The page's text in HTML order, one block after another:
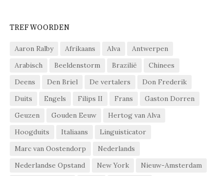
TREFWOORDEN
Aaron Ralby Afrikaans Alva
Antwerpen
Arabisch
Beeldenstorm Brazilië
Chinees
Deens
Den Briel De vertalers
Don Frederik
Duits
Engels Filips II Frans
Gaston Dorren
Geuzen
Gouden Eeuw
Hertog van Alva
Hoogduits
Italiaans
Linguisticator
Marc van Oostendorp
Nederlands
Nederlandse Opstand
New York
Nieuw-Amsterdam